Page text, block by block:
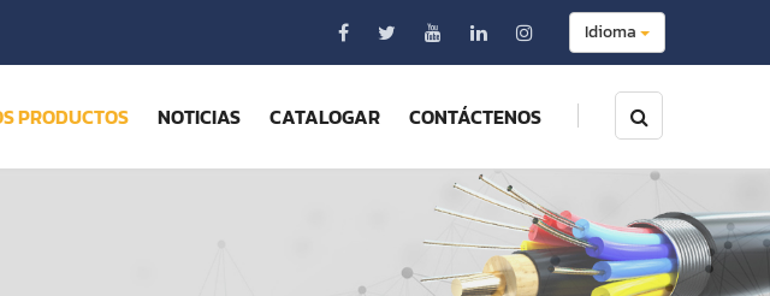
Idioma
PRODUCTOS NOTICIAS CATALOGAR CONTÁCTENOS